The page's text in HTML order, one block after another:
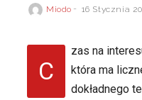
Miodo 16 Stycznia
C
zas na
która ma
dokładnego